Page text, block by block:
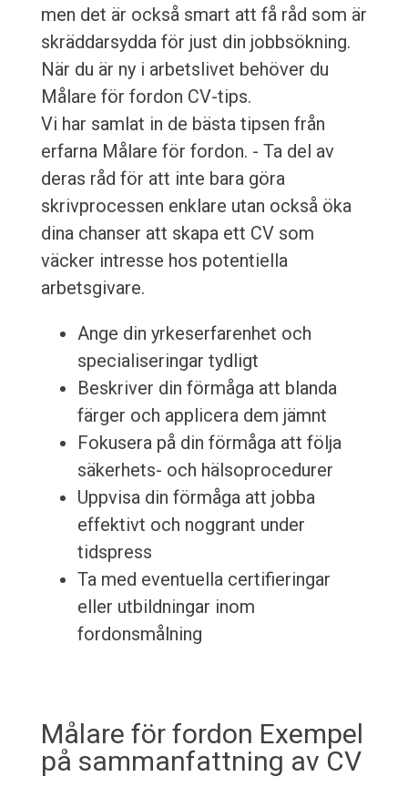
men det är också smart att få råd som är
skräddarsydda för just din jobbsökning.
När du är ny i arbetslivet behöver du
Målare för fordon CV-tips.
Vi har samlat in de bästa tipsen från
erfarna Målare för fordon. - Ta del av
deras råd för att inte bara göra
skrivprocessen enklare utan också öka
dina chanser att skapa ett CV som
väcker intresse hos potentiella
arbetsgivare.
Ange din yrkeserfarenhet och
specialiseringar tydligt
Beskriver din förmåga att blanda
färger och applicera dem jämnt
Fokusera på din förmåga att följa
säkerhets- och hälsoprocedurer
Uppvisa din förmåga att jobba
effektivt och noggrant under
tidspress
Ta med eventuella certifieringar
eller utbildningar inom
fordonsmålning
Målare för fordon Exempel
på sammanfattning av CV